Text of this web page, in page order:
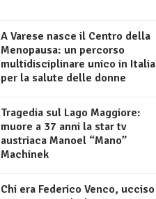
A Varese nasce il Centro della
Menopausa: un percorso
multidisciplinare unico in Italia
per la salute delle donne
Tragedia sul Lago Maggiore:
muore a 37 anni la star tv
austriaca Manoel “Mano”
Machinek
Chi era Federico Venco, ucciso